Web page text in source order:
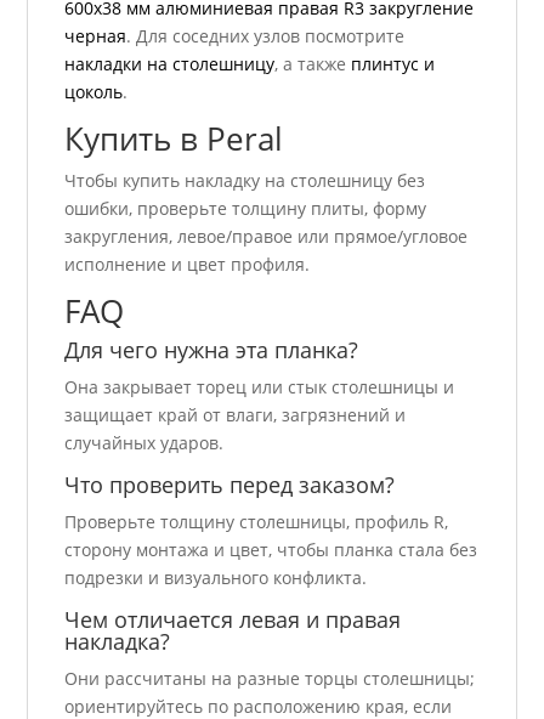
600х38 мм алюминиевая правая R3 закругление
черная. Для соседних узлов посмотрите
накладки на столешницу, а также плинтус и
цоколь.
Купить в Peral
Чтобы купить накладку на столешницу без
ошибки, проверьте толщину плиты, форму
закругления, левое/правое или прямое/угловое
исполнение и цвет профиля.
FAQ
Для чего нужна эта планка?
Она закрывает торец или стык столешницы и
защищает край от влаги, загрязнений и
случайных ударов.
Что проверить перед заказом?
Проверьте толщину столешницы, профиль R,
сторону монтажа и цвет, чтобы планка стала без
подрезки и визуального конфликта.
Чем отличается левая и правая
накладка?
Они рассчитаны на разные торцы столешницы;
ориентируйтесь по расположению края, если